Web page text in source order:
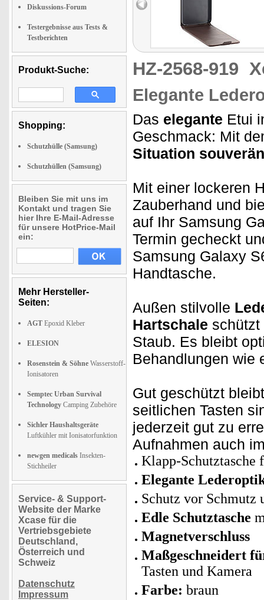
Diskussions-Forum
Testergebnisse aus Tests &
Testberichten
Produkt-Suche:
Shopping:
Schutzhülle (Samsung)
Schutzhüllen (Samsung)
Bleiben Sie mit uns im
Kontakt und tragen Sie
hier Ihre E-Mail-Adresse
für unsere HotPrice-Mail
ein:
Mehr Hersteller-
Seiten:
AGT Epoxid Kleber
ELESION
Rosenstein & Söhne Wasserstoff-
Ionisatoren
Semptec Urban Survival
Technology Camping Zubehöre
Sichler Haushaltsgeräte
Luftkühler mit Ionisatorfunktion
newgen medicals Insekten-
Stichheiler
Service- & Support-
Website der Marke
Xcase für die
Vertriebsgebiete
Deutschland,
Österreich und
Schweiz
Datenschutz
Impressum
HZ-2568-919
Elegante
Das elegante Etui
Geschmack: Mit
Situation souverän
Mit einer lockeren
Zauberhand und
auf Ihr Samsung
Termin gecheckt
Samsung Galaxy
Handtasche.
Außen stilvolle
Hartschale schützt
Staub. Es bleibt
Behandlungen wie
Gut geschützt
seitlichen Tasten
jederzeit gut zu
Aufnahmen auch
Klapp-Schutztasche
Elegante
Schutz vor Schmutz
Edle Schutztasche
Magnetverschluss
Maßgeschneidert
Tasten und Kamera
Farbe: braun